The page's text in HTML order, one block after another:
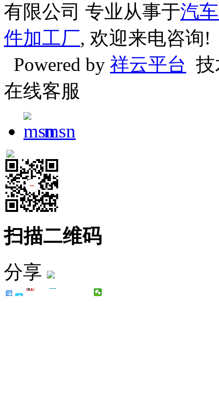
有限公司 专业从事于汽
件加工厂, 欢迎来电咨询!
Powered by 祥云平台
在线客服
msn
扫描二维码
分享